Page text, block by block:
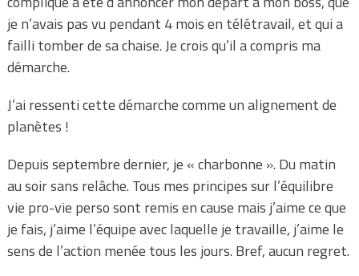
je n’avais pas vu pendant 4 mois en télétravail, et qui a
failli tomber de sa chaise. Je crois qu’il a compris ma
démarche.
J’ai ressenti cette démarche comme un alignement de
planètes !
Depuis septembre dernier, je « charbonne ». Du matin
au soir sans relâche. Tous mes principes sur l’équilibre
vie pro-vie perso sont remis en cause mais j’aime ce que
je fais, j’aime l’équipe avec laquelle je travaille, j’aime le
sens de l’action menée tous les jours. Bref, aucun regret.